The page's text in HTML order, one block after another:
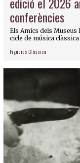
conferències
Els Amics dels Museus
cicle de música
Figueres Clàssica